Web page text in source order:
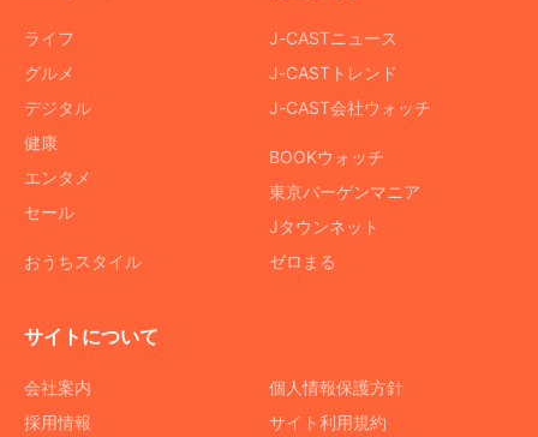
ライフ
グルメ
デジタル
健康
エンタメ
セール
おうちスタイル
J-CASTニュース
J-CASTトレンド
J-CAST会社ウォッチ
BOOKウォッチ
東京バーゲンマニア
Jタウンネット
ゼロまる
サイトについて
会社案内
採用情報
個人情報保護方針
サイト利用規約